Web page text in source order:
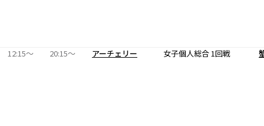
12:15〜 20:15〜 アーチェリー 女子個人総合 1回戦